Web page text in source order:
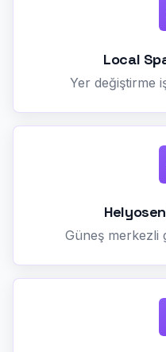
Local
Yer değiştirme
Güneş merkezli